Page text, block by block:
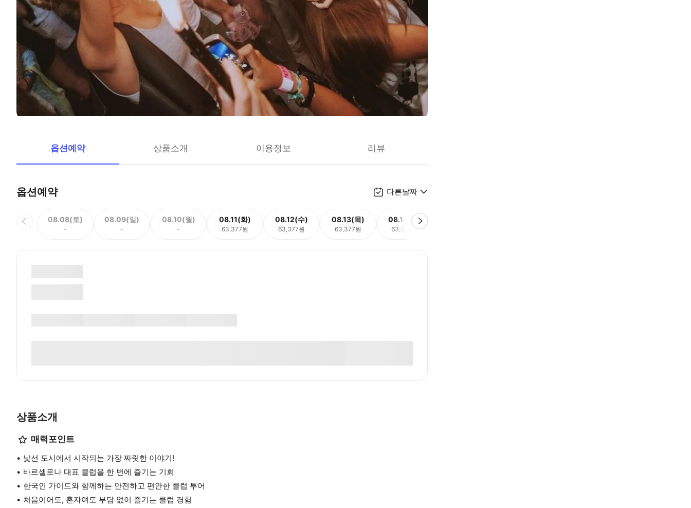
옵션예약 상품소개 이용정보 리뷰
옵션예약 다른날짜
08.08(토)
-
08.09(일)
-
08.10(월)
-
08.11(화)
63,377원
08.12(수)
63,377원
08.13(목)
63,377원
08.14(금)
63,377원
상품소개
매력포인트
낯선 도시에서 시작되는 가장 짜릿한 이야기!
바르셀로나 대표 클럽을 한 번에 즐기는 기회
한국인 가이드와 함께하는 안전하고 편안한 클럽 투어
처음이어도, 혼자여도 부담 없이 즐기는 클럽 경험